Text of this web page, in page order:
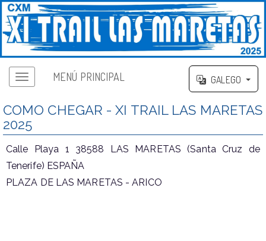
MENÚ PRINCIPAL GALEGO
COMO CHEGAR - XI TRAIL LAS MARETAS
2025
Calle Playa 1 38588 LAS MARETAS (Santa Cruz de
Tenerife) ESPAÑA
PLAZA DE LAS MARETAS - ARICO